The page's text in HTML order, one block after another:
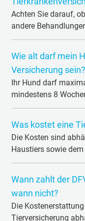
langfristige
Tausend Euro
Vollversicherung
Achten Sie darauf,
andere
Sorglos-Paket, das
Behandlungen und
Schutz erhalten Sie
Operationen. Das
Wie alt darf mein
Versicherung sein?
Ihr Hund darf
mindestens 8
unbekannt sein,
jeweiligen
Was kostet eine
Die Kosten sind
Haustiers sowie
Krankheiten und
Operations-
unterscheiden sich
Tieres und
Wann zahlt der
wann nicht?
Die
Tierversicherung